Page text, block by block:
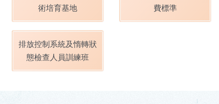
術培育基地
費標準
排放控制系統及惰轉狀
態檢查人員訓練班